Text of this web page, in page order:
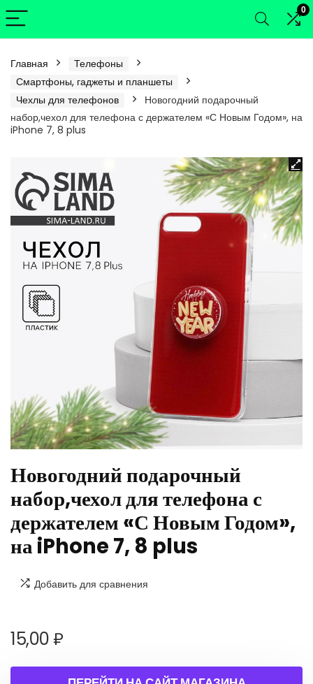
0
Главная
Телефоны
Смартфоны, гаджеты и планшеты
Чехлы для телефонов
Новогодний подарочный
набор,чехол для телефона с держателем «С Новым Годом», на
iPhone 7, 8 plus
Новогодний подарочный
набор,чехол для телефона с
держателем «С Новым Годом»,
на iPhone 7, 8 plus
Добавить для сравнения
15,00₽